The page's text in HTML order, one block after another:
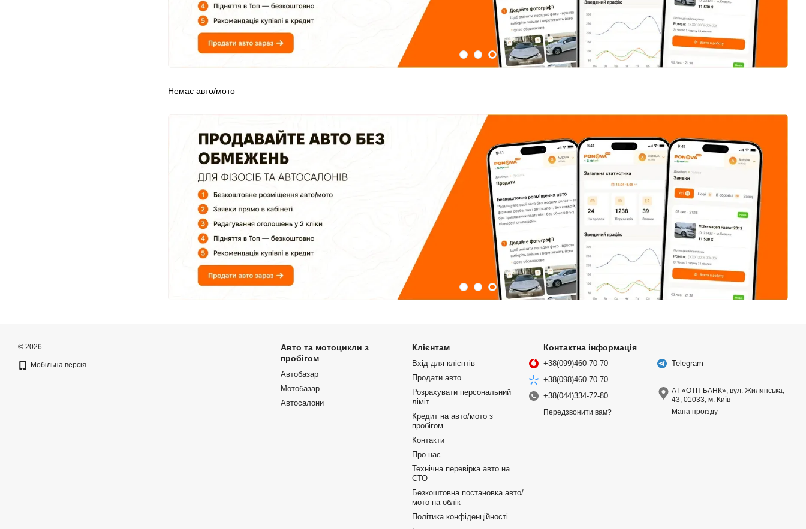
Немає авто/мото
© 2026
Мобільна версія
Авто та мотоцикли з
пробігом
Автобазар
Мотобазар
Автосалони
Клієнтам
Вхід для клієнтів
Продати авто
Розрахувати персональний
ліміт
Кредит на авто/мото з
пробігом
Контакти
Про нас
Технічна перевірка авто на
СТО
Безкоштовна постановка авто/
мото на облік
Політика конфіденційності
Контактна інформація
+38(099)460-70-70
+38(098)460-70-70
+38(044)334-72-80
Передзвонити вам?
Telegram
АТ «ОТП БАНК», вул. Жилянська,
43, 01033, м. Київ
Мапа проїзду